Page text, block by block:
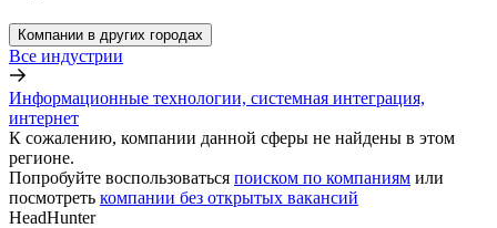
Компании в других городах
Все индустрии
Информационные технологии, системная интеграция,
интернет
К сожалению, компании данной сферы не найдены в этом
регионе.
Попробуйте воспользоваться поиском по компаниям или
посмотреть компании без открытых вакансий
HeadHunter